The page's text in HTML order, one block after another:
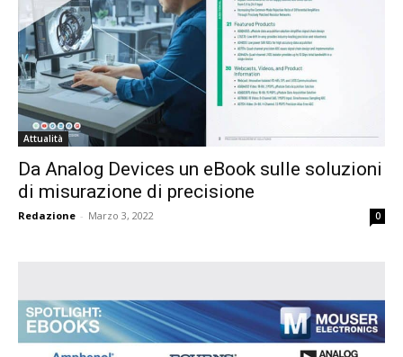
Attualità
Da Analog Devices un eBook sulle soluzioni
di misurazione di precisione
Redazione - Marzo 3, 2022 0